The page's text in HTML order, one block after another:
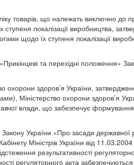
товарів, що належать виключно до
локалізації виробництва,
щодо їх ступеня локалізації
та перехідні положення»
охорони здоров’я України,
Міністерство охорони здоров’я
влади, що забезпечує формування
України «Про засади державної
Міністрів України від
результативності
регуляторного акта